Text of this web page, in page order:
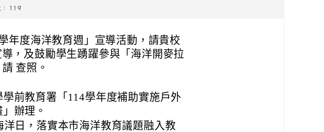
119
年度海洋教育週」宣導活動，請貴校
，及鼓勵學生踴躍參與「海洋開麥拉
查照。
前教育署「114學年度補助實施戶外
辦理。
洋日，落實本市海洋教育議題融入教